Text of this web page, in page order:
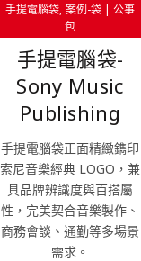
手提電腦袋 案例-袋 | 公事
包
手提電腦袋-
Sony Music
Publishing
手提電腦袋正面精緻鐫印
索尼音樂經典 LOGO，兼
具品牌辨識度與百搭屬
性，完美契合音樂製作、
商務會談、通勤等多場景
需求。